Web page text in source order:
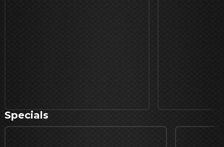
Specials